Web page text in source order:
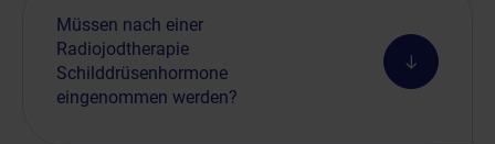
Müssen nach einer
Radiojodtherapie
Schilddrüsenhormone
eingenommen werden?